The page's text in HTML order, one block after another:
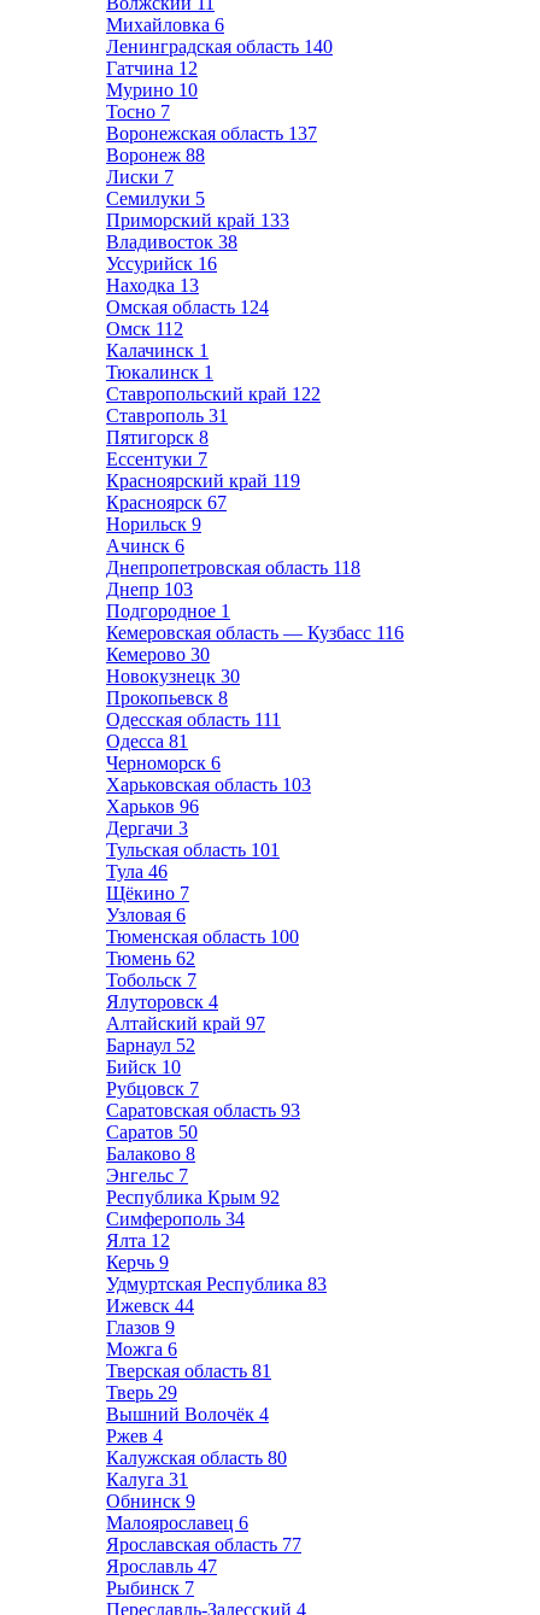
Михайловка 6
Ленинградская область 140
Гатчина 12
Мурино 10
Тосно 7
Воронежская область 137
Воронеж 88
Лиски 7
Семилуки 5
Приморский край 133
Владивосток 38
Уссурийск 16
Находка 13
Омская область 124
Омск 112
Калачинск 1
Тюкалинск 1
Ставропольский край 122
Ставрополь 31
Пятигорск 8
Ессентуки 7
Красноярский край 119
Красноярск 67
Норильск 9
Ачинск 6
Днепропетровская область 118
Днепр 103
Подгородное 1
Кемеровская область — Кузбасс 116
Кемерово 30
Новокузнецк 30
Прокопьевск 8
Одесская область 111
Одесса 81
Черноморск 6
Харьковская область 103
Харьков 96
Дергачи 3
Тульская область 101
Тула 46
Щёкино 7
Узловая 6
Тюменская область 100
Тюмень 62
Тобольск 7
Ялуторовск 4
Алтайский край 97
Барнаул 52
Бийск 10
Рубцовск 7
Саратовская область 93
Саратов 50
Балаково 8
Энгельс 7
Республика Крым 92
Симферополь 34
Ялта 12
Керчь 9
Удмуртская Республика 83
Ижевск 44
Глазов 9
Можга 6
Тверская область 81
Тверь 29
Вышний Волочёк 4
Ржев 4
Калужская область 80
Калуга 31
Обнинск 9
Малоярославец 6
Ярославская область 77
Ярославль 47
Рыбинск 7
Переславль-Залесский 4